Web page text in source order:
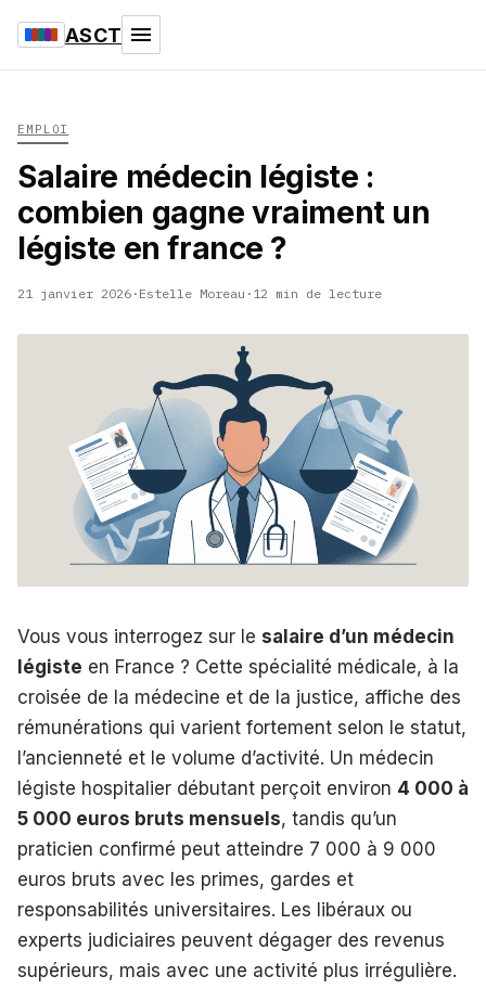
ASCT
EMPLOI
Salaire médecin légiste :
combien gagne vraiment un
légiste en france ?
21 janvier 2026 · Estelle Moreau · 12 min de lecture
Vous vous interrogez sur le salaire d’un médecin
légiste en France ? Cette spécialité médicale, à la
croisée de la médecine et de la justice, affiche des
rémunérations qui varient fortement selon le statut,
l’ancienneté et le volume d’activité. Un médecin
légiste hospitalier débutant perçoit environ 4 000 à
5 000 euros bruts mensuels, tandis qu’un
praticien confirmé peut atteindre 7 000 à 9 000
euros bruts avec les primes, gardes et
responsabilités universitaires. Les libéraux ou
experts judiciaires peuvent dégager des revenus
supérieurs, mais avec une activité plus irrégulière.